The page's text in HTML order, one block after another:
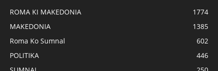
ROMA KI MAKEDONIA
1774
MAKEDONIA
1385
Roma Ko Sumnal
602
POLITIKA
446